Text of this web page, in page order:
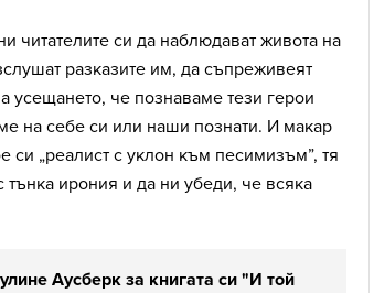
читателите си да наблюдават живота на
разказите им, да съпреживеят
усещането, че познаваме тези герои
на себе си или наши познати. И макар
си „реалист с уклон към песимизъм”, тя
ирония и да ни убеди, че всяка
Аусберк за книгата си "И той